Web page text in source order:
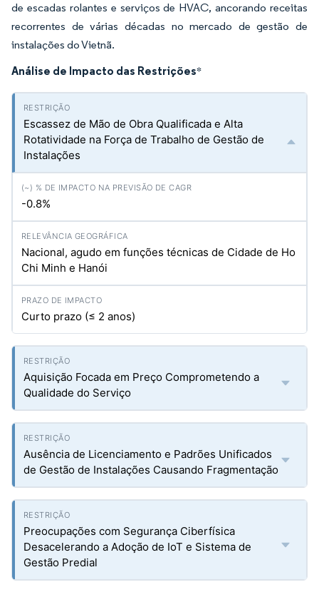
de escadas rolantes e serviços de HVAC, ancorando receitas
recorrentes de várias décadas no mercado de gestão de
instalações do Vietnã.
Análise de Impacto das Restrições*
Escassez de Mão de Obra Qualificada e Alta
Rotatividade na Força de Trabalho de Gestão de
Instalações
-0.8%
Nacional, agudo em funções técnicas de Cidade de Ho
Chi Minh e Hanói
Curto prazo (≤ 2 anos)
Aquisição Focada em Preço Comprometendo a
Qualidade do Serviço
Ausência de Licenciamento e Padrões Unificados
de Gestão de Instalações Causando Fragmentação
Preocupações com Segurança Ciberfísica
Desacelerando a Adoção de IoT e Sistema de
Gestão Predial